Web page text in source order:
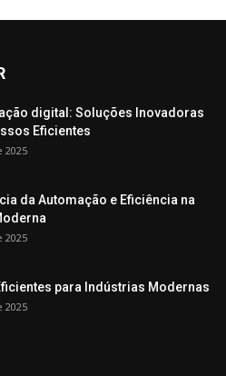
digital: Soluções Inovadoras
Eficientes
2025
da Automação e Eficiência na
2025
para Indústrias Modernas
2025